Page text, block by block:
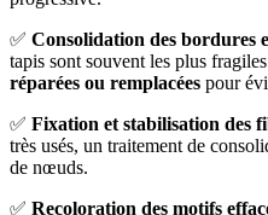
✅ Consolidation des bordures
tapis sont souvent les plus
réparées ou remplacées pour
✅ Fixation et stabilisation des
très usés, un traitement de
de nœuds.
✅ Recoloration des motifs